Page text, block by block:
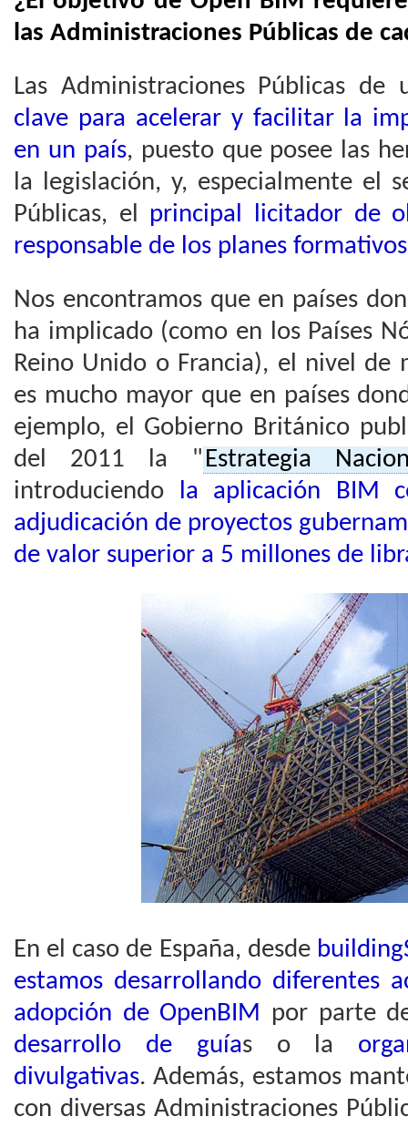
las Administraciones Públicas de
Las Administraciones Públicas
clave para acelerar y facilitar la
en un país, puesto que posee las
la legislación, y, especialmente el
Públicas, el principal licitador de
responsable de los planes
Nos encontramos que en países
ha implicado (como en los Países
Reino Unido o Francia), el nivel de
es mucho mayor que en países
ejemplo, el Gobierno Británico
del 2011 la " Estrategia
introduciendo la aplicación BIM
adjudicación de proyectos
de valor superior a 5 millones de
En el caso de España, desde
estamos desarrollando diferentes
adopción de OpenBIM por parte
desarrollo de guías o la
divulgativas. Además, estamos
con diversas Administraciones